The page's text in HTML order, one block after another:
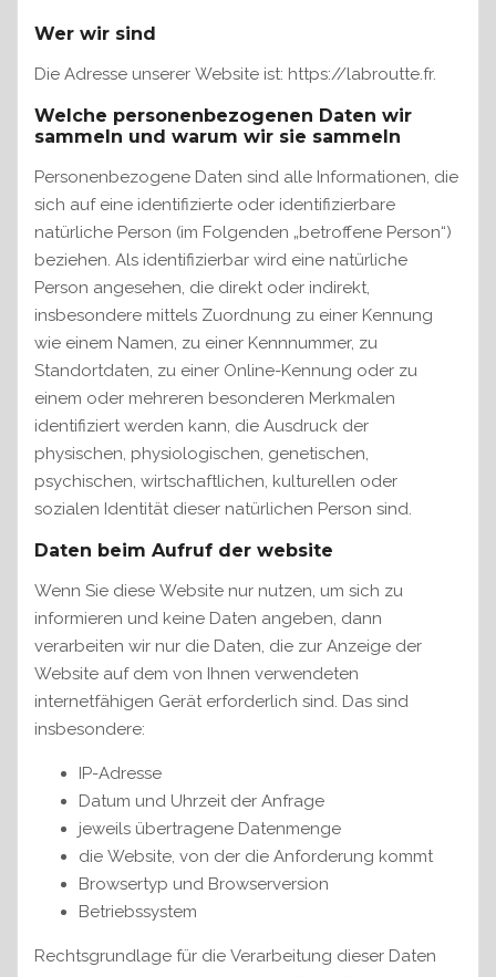
Wer wir sind
Die Adresse unserer Website ist: https://labroutte.fr.
Welche personenbezogenen Daten wir
sammeln und warum wir sie sammeln
Personenbezogene Daten sind alle Informationen, die
sich auf eine identifizierte oder identifizierbare
natürliche Person (im Folgenden „betroffene Person“)
beziehen. Als identifizierbar wird eine natürliche
Person angesehen, die direkt oder indirekt,
insbesondere mittels Zuordnung zu einer Kennung
wie einem Namen, zu einer Kennnummer, zu
Standortdaten, zu einer Online-Kennung oder zu
einem oder mehreren besonderen Merkmalen
identifiziert werden kann, die Ausdruck der
physischen, physiologischen, genetischen,
psychischen, wirtschaftlichen, kulturellen oder
sozialen Identität dieser natürlichen Person sind.
Daten beim Aufruf der website
Wenn Sie diese Website nur nutzen, um sich zu
informieren und keine Daten angeben, dann
verarbeiten wir nur die Daten, die zur Anzeige der
Website auf dem von Ihnen verwendeten
internetfähigen Gerät erforderlich sind. Das sind
insbesondere:
IP-Adresse
Datum und Uhrzeit der Anfrage
jeweils übertragene Datenmenge
die Website, von der die Anforderung kommt
Browsertyp und Browserversion
Betriebssystem
Rechtsgrundlage für die Verarbeitung dieser Daten